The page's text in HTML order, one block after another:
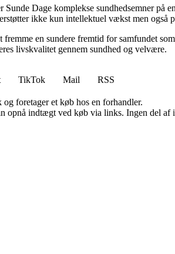
Dage komplekse sundhedsemner på
ikke kun intellektuel vækst men også
fremme en sundere fremtid for samfundet
livskvalitet gennem sundhed og velvære.
TikTok Mail
RSS
foretager et køb hos en forhandler.
indtægt ved køb via links. Ingen del af